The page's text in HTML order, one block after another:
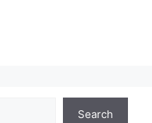
Search